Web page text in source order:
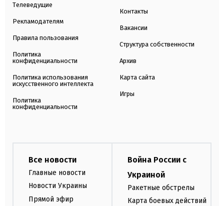
Телеведущие
Рекламодателям
Правила пользования
Политика
конфиденциальности
Политика использования
искусственного интеллекта
Политика
конфиденциальности
Контакты
Вакансии
Структура собственности
Архив
Карта сайта
Игры
Все новости
Главные новости
Новости Украины
Прямой эфир
Война России с
Украиной
Ракетные обстрелы
Карта боевых действий